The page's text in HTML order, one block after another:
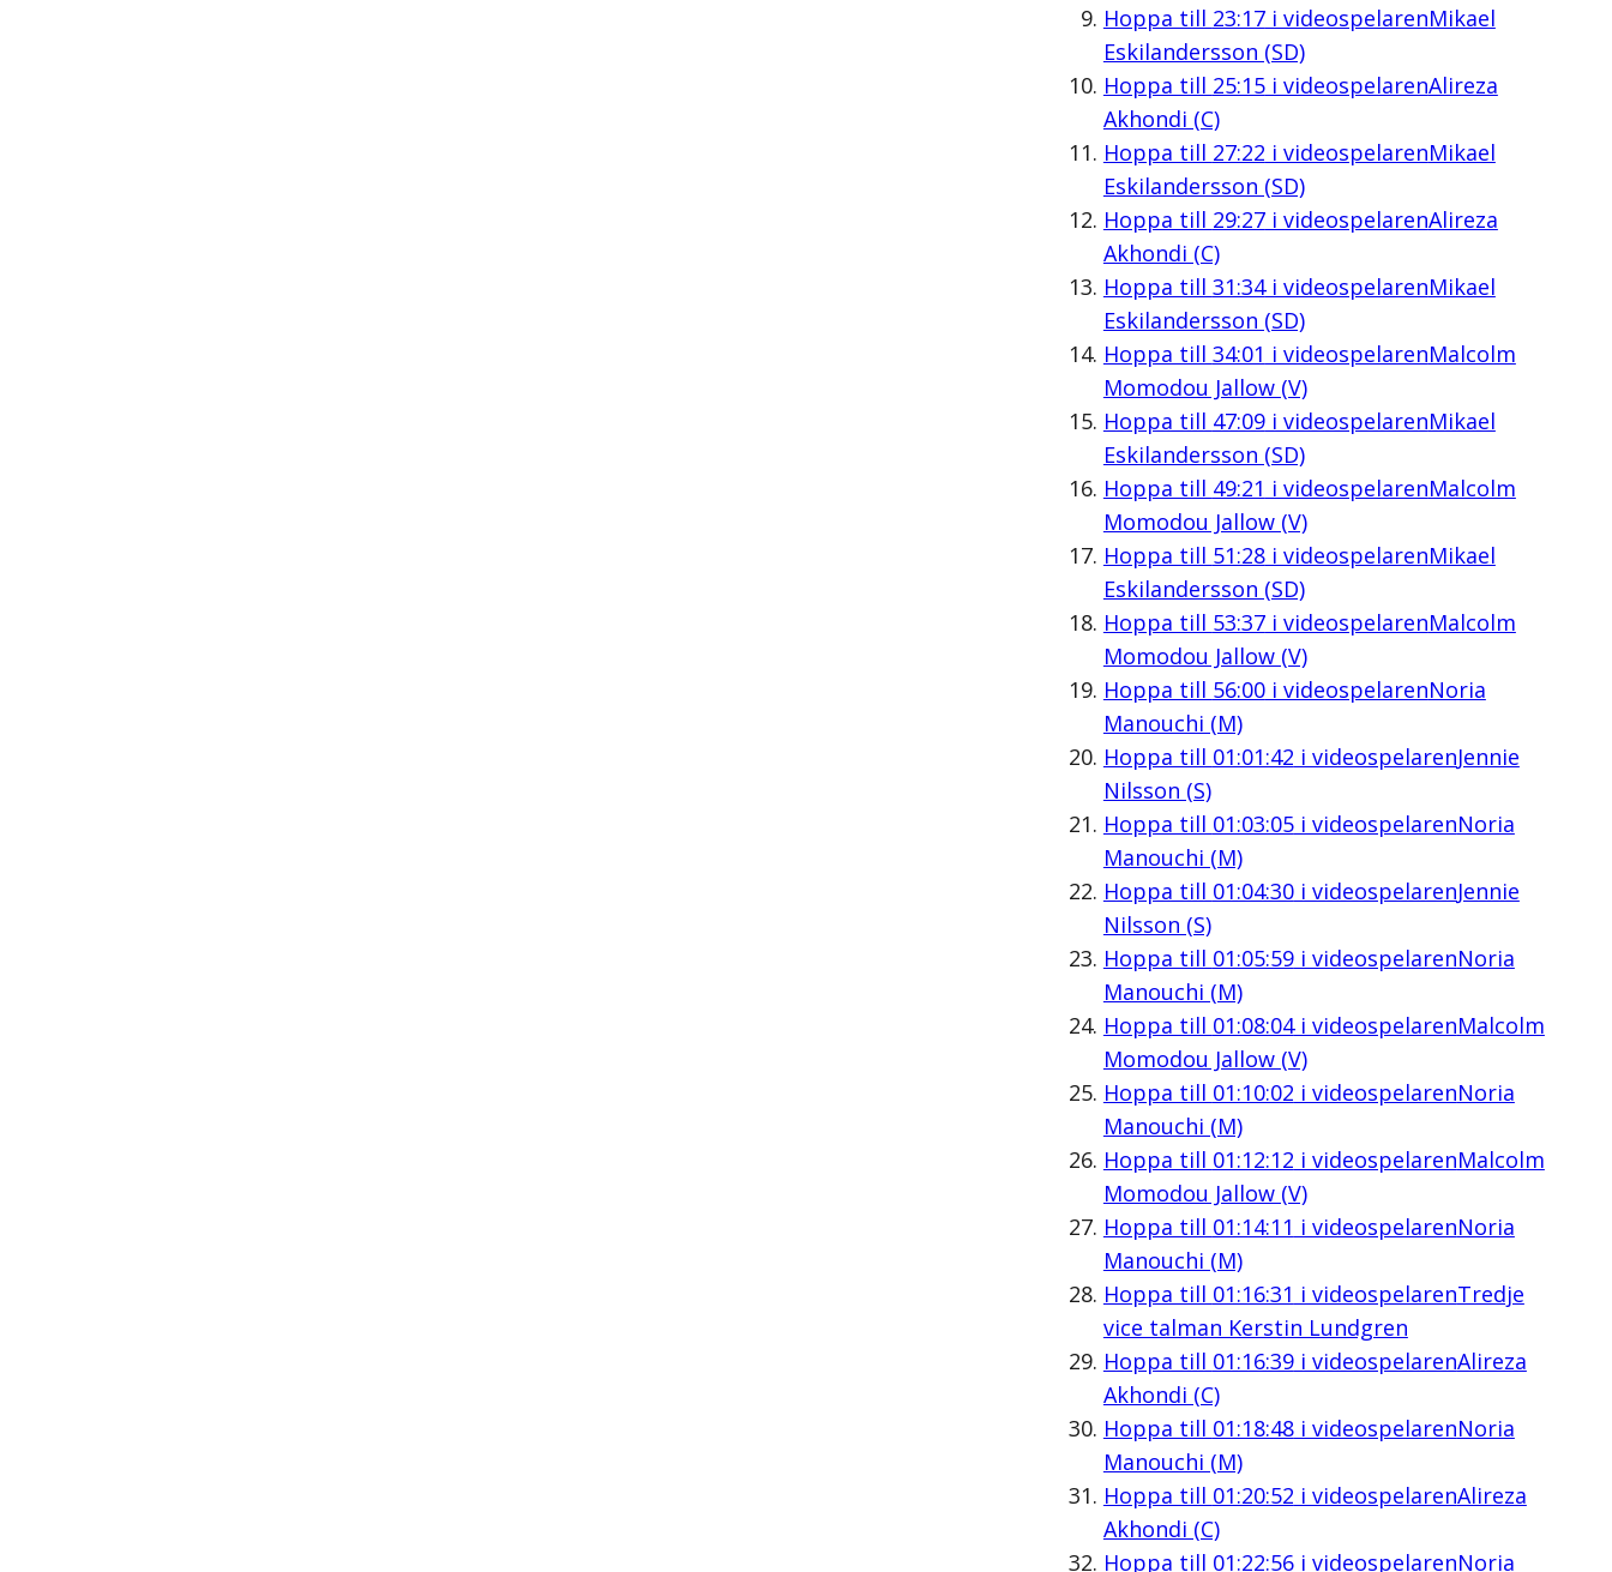
Hoppa till 23:17i videospelarenMikael
Eskilandersson (SD)
Hoppa till 25:15i videospelarenAlireza
Akhondi (C)
Hoppa till 27:22 i videospelarenMikael
Eskilandersson (SD)
Hoppa till 29:27i videospelarenAlireza
Akhondi (C)
Hoppa till 31:34i videospelarenMikael
Eskilandersson (SD)
Hoppa till 34:01 i videospelarenMalcolm
Momodou Jallow (V)
Hoppa till 47:09i videospelarenMikael
Eskilandersson (SD)
Hoppa till 49:21 i videospelarenMalcolm
Momodou Jallow (V)
Hoppa till 51:28i videospelarenMikael
Eskilandersson (SD)
Hoppa till 53:37i videospelarenMalcolm
Momodou Jallow (V)
Hoppa till 56:00i videospelarenNoria
Manouchi (M)
Hoppa till 01:01:42 i videospelarenJennie
Nilsson (S)
Hoppa till 01:03:05i videospelarenNoria
Manouchi (M)
Hoppa till 01:04:30i videospelarenJennie
Nilsson (S)
Hoppa till 01:05:59i videospelarenNoria
Manouchi (M)
Hoppa till 01:08:04i videospelarenMalcolm
Momodou Jallow (V)
Hoppa till 01:10:02 i videospelarenNoria
Manouchi (M)
Hoppa till 01:12:12 i videospelarenMalcolm
Momodou Jallow (V)
Hoppa till 01:14:11 i videospelarenNoria
Manouchi (M)
Hoppa till 01:16:31 i videospelarenTredje
vice talman Kerstin Lundgren
Hoppa till 01:16:39i videospelarenAlireza
Akhondi (C)
Hoppa till 01:18:48i videospelarenNoria
Manouchi (M)
Hoppa till 01:20:52 i videospelarenAlireza
Akhondi (C)
Hoppa till 01:22:56i videospelarenNoria